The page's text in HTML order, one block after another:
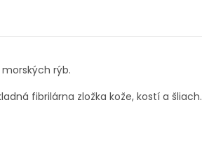
rýb.
fibrilárna zložka kože, kostí a šliach.